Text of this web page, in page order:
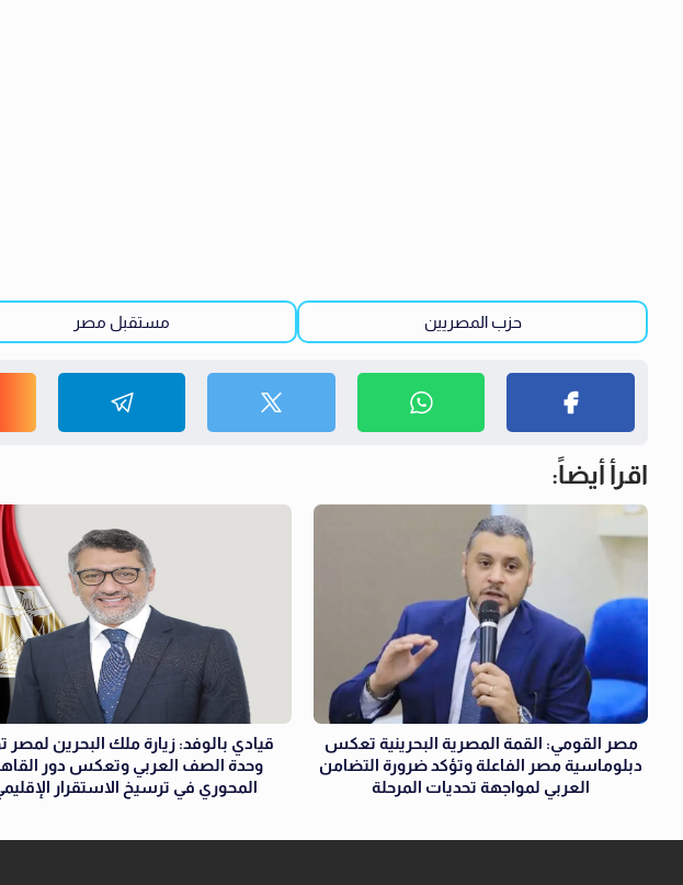
حزب المصريين مستقبل مصر
اقرأ أيضاً:
مصر القومي: القمة المصرية البحرينية تعكس
دبلوماسية مصر الفاعلة وتؤكد ضرورة التضامن
العربي لمواجهة تحديات المرحلة
قيادي بالوفد: زيارة ملك البحرين لمصر
وحدة الصف العربي وتعكس دور
المحوري في ترسيخ الاستقرار